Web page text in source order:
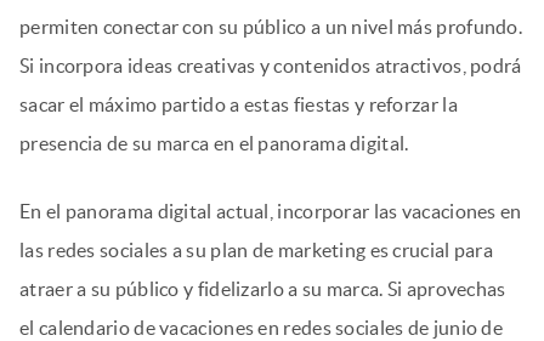
permiten conectar con su público a un nivel más profundo.
Si incorpora ideas creativas y contenidos atractivos, podrá
sacar el máximo partido a estas fiestas y reforzar la
presencia de su marca en el panorama digital.
En el panorama digital actual, incorporar las vacaciones en
las redes sociales a su plan de marketing es crucial para
atraer a su público y fidelizarlo a su marca. Si aprovechas
el calendario de vacaciones en redes sociales de junio de